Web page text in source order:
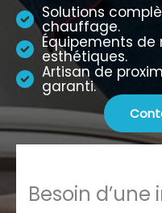
Solutions
chauffage.
Équipements
esthétiques.
Artisan de
garanti.
Besoin